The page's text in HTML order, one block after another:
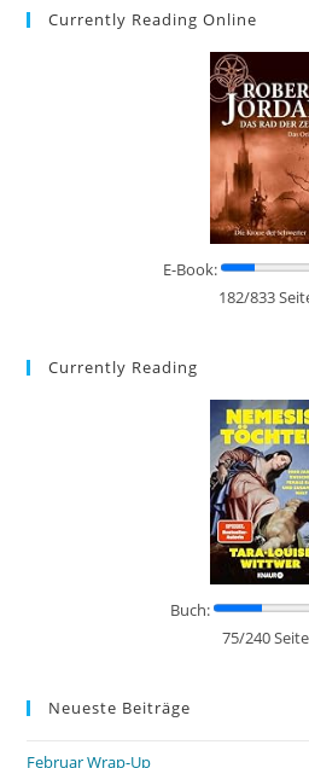
Currently Reading Online
E-Book:
182/833
Currently Reading
Buch:
75/240
Neueste Beiträge
Februar Wrap-Up